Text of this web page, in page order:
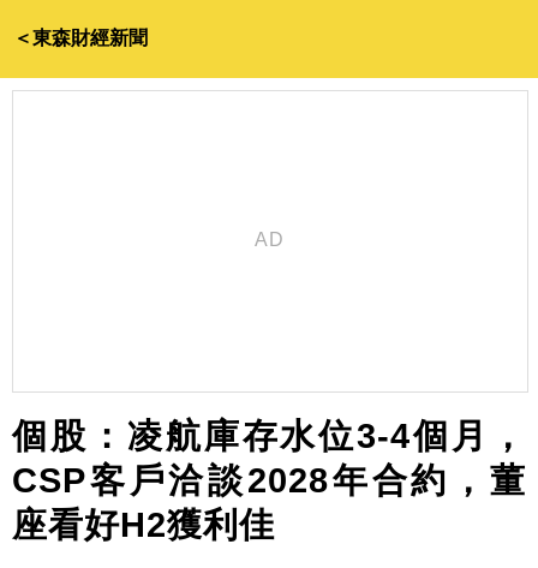
＜東森財經新聞
個股：凌航庫存水位3-4個月，
CSP客戶洽談2028年合約，董
座看好H2獲利佳